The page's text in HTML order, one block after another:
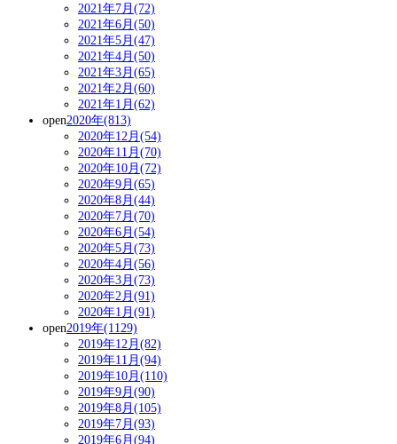
2021年7月(72)
2021年6月(50)
2021年5月(47)
2021年4月(50)
2021年3月(65)
2021年2月(60)
2021年1月(62)
open2020年(813)
2020年12月(54)
2020年11月(70)
2020年10月(72)
2020年9月(65)
2020年8月(44)
2020年7月(70)
2020年6月(54)
2020年5月(73)
2020年4月(56)
2020年3月(73)
2020年2月(91)
2020年1月(91)
open2019年(1129)
2019年12月(82)
2019年11月(94)
2019年10月(110)
2019年9月(90)
2019年8月(105)
2019年7月(93)
2019年6月(94)